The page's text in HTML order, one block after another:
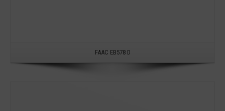
FAAC EB578 D